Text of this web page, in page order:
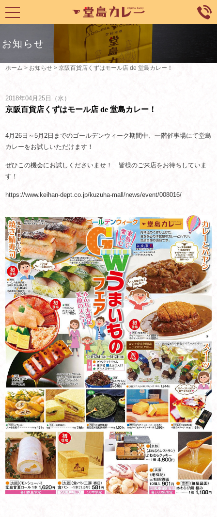
toggle
navigation
お知らせ
ホーム > お知らせ >京阪百貨店くずはモール店 de 堂島カレー！
2018年04月25日（水）
京阪百貨店くずはモール店 de 堂島カレー！
4月26日～5月2日までのゴールデンウィーク期間中、一階催事場にて堂島
カレーをお試しいただけます！
ぜひこの機会にお試しくださいませ！ 皆様のご来店をお待ちしていま
す！
https://www.keihan-dept.co.jp/kuzuha-mall/news/event/008016/